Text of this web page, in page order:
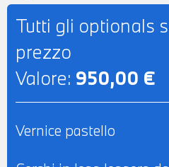
Tutti gli optionals
prezzo
Valore: 950,00 €
Vernice pastello